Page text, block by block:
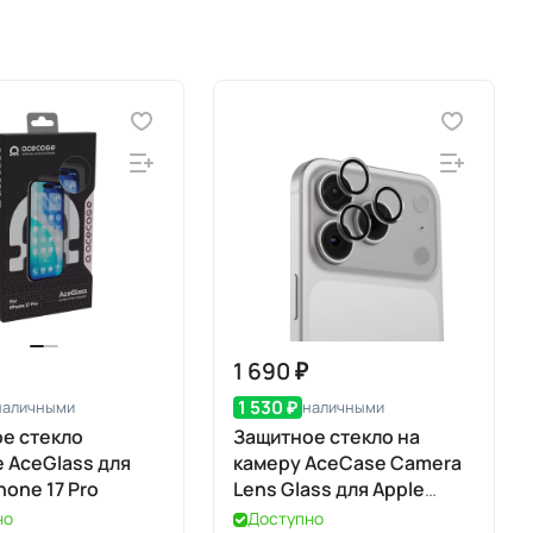
стекло
AceGlass для
17 Pro
1 690 ₽
1 530 ₽ наличными
Защитное стекло на
камеру AceCase Camera
Lens Glass для Apple
iPhone 17 Pro / 17 Pro Max
Доступно